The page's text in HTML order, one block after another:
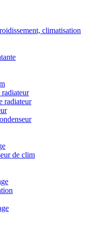
climatisation
radiateur
de clim